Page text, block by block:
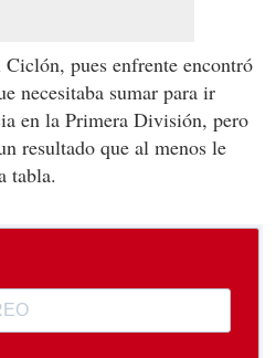
pues enfrente encontró
necesitaba sumar para ir
en la Primera División, pero
resultado que al menos le
tabla.